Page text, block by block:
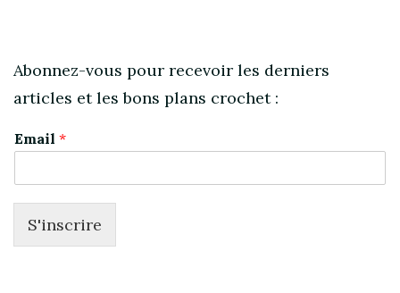
Abonnez-vous pour recevoir les derniers
articles et les bons plans crochet :
Email *
S'inscrire